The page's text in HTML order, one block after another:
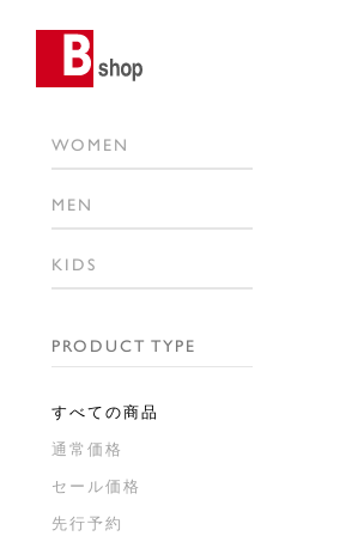
WOMEN
MEN
KIDS
PRODUCT TYPE
すべての商品
通常価格
セール価格
先行予約